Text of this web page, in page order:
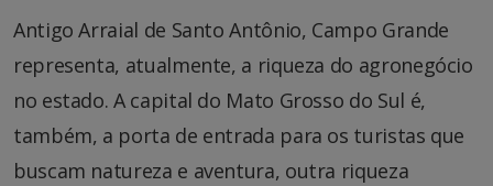
Antigo Arraial de Santo Antônio, Campo Grande
representa, atualmente, a riqueza do agronegócio
no estado. A capital do Mato Grosso do Sul é,
também, a porta de entrada para os turistas que
buscam natureza e aventura, outra riqueza